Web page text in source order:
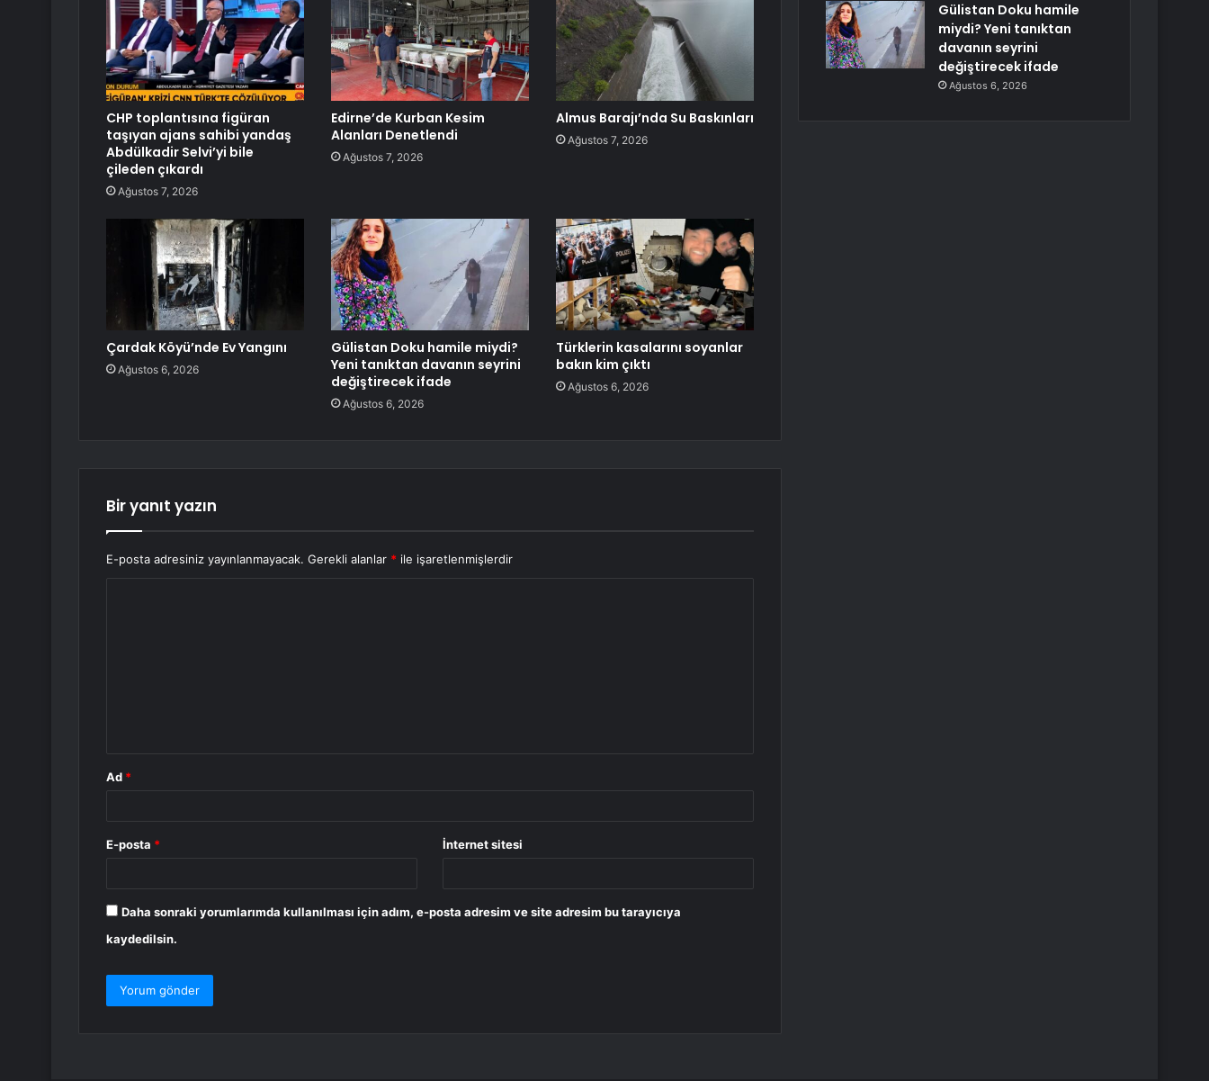
CHP toplantısına figüran
taşıyan ajans sahibi yandaş
Abdülkadir Selvi’yi bile
çileden çıkardı
Ağustos 7, 2026
Edirne’de Kurban Kesim
Alanları Denetlendi
Ağustos 7, 2026
Almus Barajı’nda Su Baskınları
Ağustos 7, 2026
Çardak Köyü’nde Ev Yangını
Ağustos 6, 2026
Gülistan Doku hamile miydi?
Yeni tanıktan davanın seyrini
değiştirecek ifade
Ağustos 6, 2026
Türklerin kasalarını soyanlar
bakın kim çıktı
Ağustos 6, 2026
Bir yanıt yazın
E-posta adresiniz yayınlanmayacak. Gerekli alanlar * ile işaretlenmişlerdir
Ad *
E-posta * İnternet sitesi
Daha sonraki yorumlarımda kullanılması için adım, e-posta adresim ve site adresim bu tarayıcıya
kaydedilsin.
Gülistan Doku hamile
miydi? Yeni tanıktan
davanın seyrini
değiştirecek ifade
Ağustos 6, 2026